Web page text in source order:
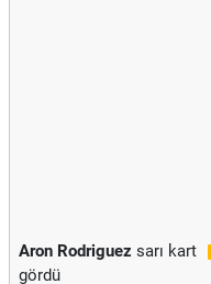
Aron Rodriguez sarı kart
gördü